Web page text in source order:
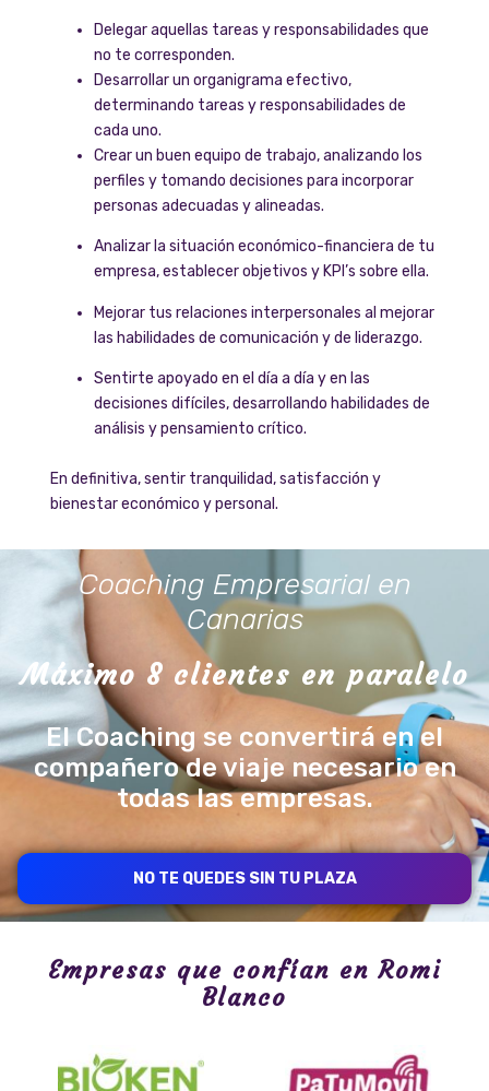
Delegar aquellas tareas y responsabilidades que
no te corresponden.
Desarrollar un organigrama efectivo,
determinando tareas y responsabilidades de
cada uno.
Crear un buen equipo de trabajo, analizando los
perfiles y tomando decisiones para incorporar
personas adecuadas y alineadas.
Analizar la situación económico-financiera de tu
empresa, establecer objetivos y KPI’s sobre ella.
Mejorar tus relaciones interpersonales al mejorar
las habilidades de comunicación y de liderazgo.
Sentirte apoyado en el día a día y en las
decisiones difíciles, desarrollando habilidades de
análisis y pensamiento crítico.
En definitiva, sentir tranquilidad, satisfacción y
bienestar económico y personal.
Coaching Empresarial en
Canarias
Máximo 8 clientes en paralelo
El Coaching se convertirá en el
compañero de viaje necesario en
todas las empresas.
NO TE QUEDES SIN TU PLAZA
Empresas que confían en Romi
Blanco